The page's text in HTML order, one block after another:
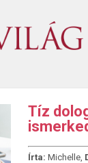
Tíz
Írta: Michelle,